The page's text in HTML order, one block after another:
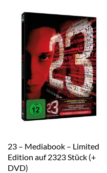
23 – Mediabook – Limited
Edition auf 2323 Stück (+
DVD)